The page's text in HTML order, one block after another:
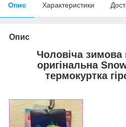
Опис Характеристики
Опис
Чоловіча зимова
оригінальна
термокуртка